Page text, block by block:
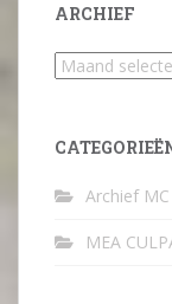
ARCHIEF
Archief
Archief MC
MEA